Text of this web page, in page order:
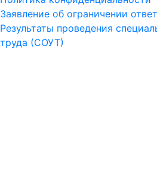
Заявление об ограничении
Результаты проведения
труда (СОУТ)